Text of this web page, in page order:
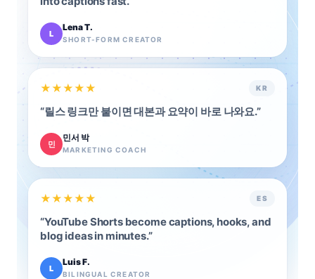
L
Lena T.
SHORT-FORM CREATOR
★★★★★ KR
“릴스 링크만 붙이면 대본과 요약이 바로 나와요.”
민
민서 박
MARKETING COACH
★★★★★ ES
“YouTube Shorts become captions, hooks, and
blog ideas in minutes.”
L
Luis F.
BILINGUAL CREATOR